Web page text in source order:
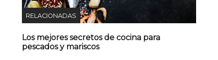
RELACIONADAS
Los mejores secretos de cocina para
pescados y mariscos